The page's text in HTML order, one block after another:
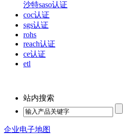
沙特saso认证
coc认证
sgs认证
rohs
reach认证
ce认证
etl
站内搜索
企业电子地图